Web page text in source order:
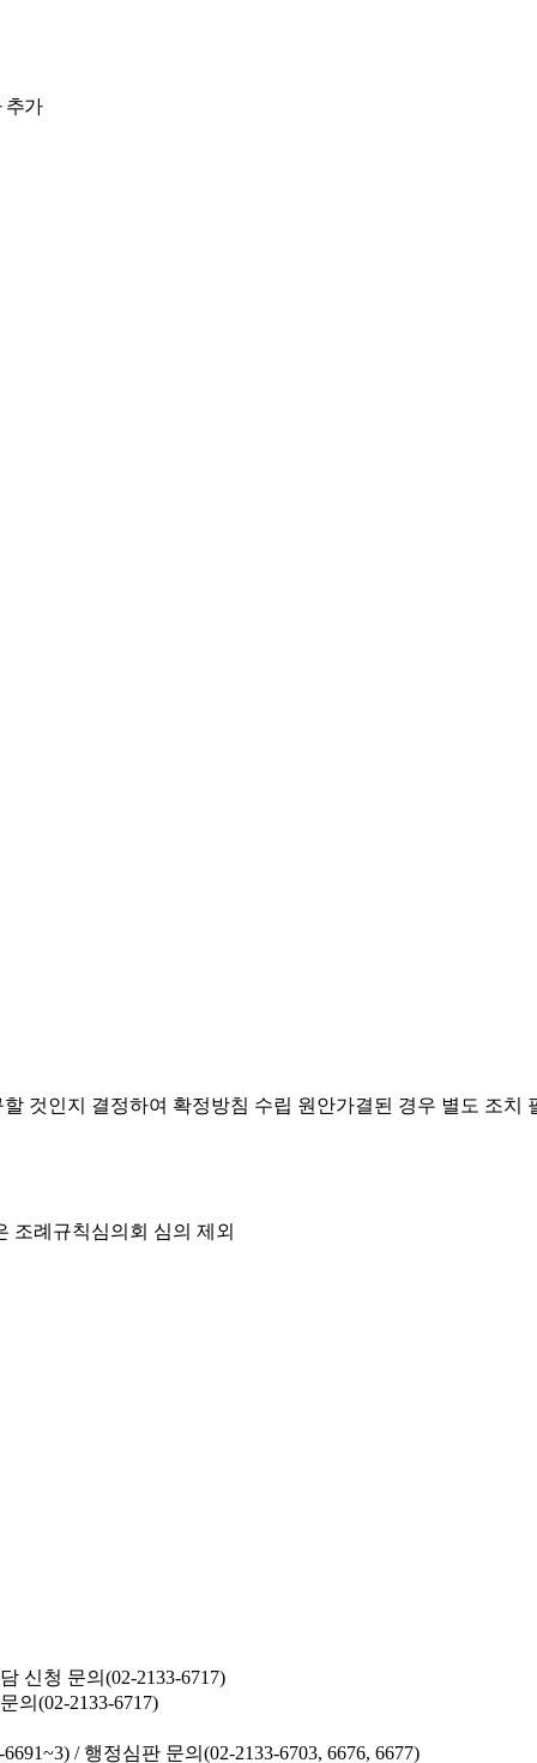
추가
것인지 결정하여 확정방침 수립 원안가결된 경우 별도 조치
조례규칙심의회 심의 제외
신청 문의(02-2133-6717)
의(02-2133-6717)
/ 행정심판 문의(02-2133-6703, 6676, 6677)